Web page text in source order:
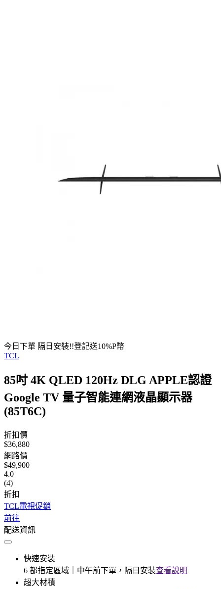
今日下單 隔日安裝!!登記送10%P幣
TCL
85吋 4K QLED 120Hz DLG APPLE認證
Google TV 量子智能連網液晶顯示器
(85T6C)
折扣價
$36,880
網路價
$49,900
4.0
(4)
折扣
TCL電視促銷
前往
配送資訊
快速安裝
6 都指定區域｜中午前下單，隔日安裝查看說明
超大材積